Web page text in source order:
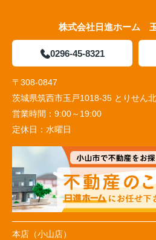
株式会社日進ホーム
0296-45-8321
〒308-0847
茨城県筑西市玉戸1018-35 とりせん
営業時間： 9:00～19:00
定休日： 水曜日
本店（小山店）